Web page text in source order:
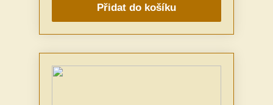
Přidat do košíku